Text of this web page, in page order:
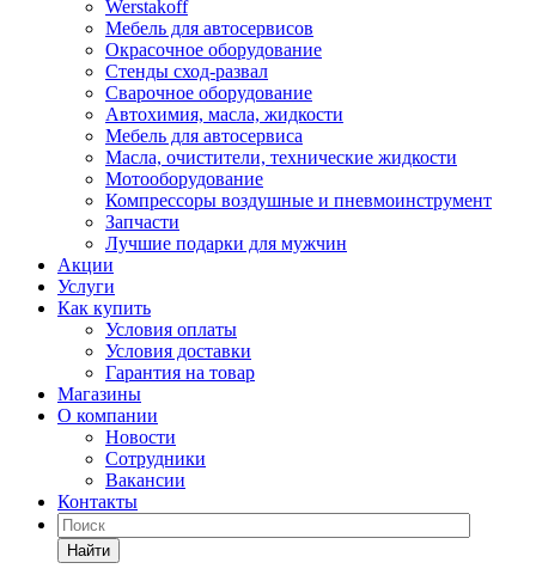
Werstakoff
Мебель для автосервисов
Окрасочное оборудование
Стенды сход-развал
Сварочное оборудование
Автохимия, масла, жидкости
Мебель для автосервиса
Масла, очистители, технические жидкости
Мотооборудование
Компрессоры воздушные и пневмоинструмент
Запчасти
Лучшие подарки для мужчин
Акции
Услуги
Как купить
Условия оплаты
Условия доставки
Гарантия на товар
Магазины
О компании
Новости
Сотрудники
Вакансии
Контакты
Найти